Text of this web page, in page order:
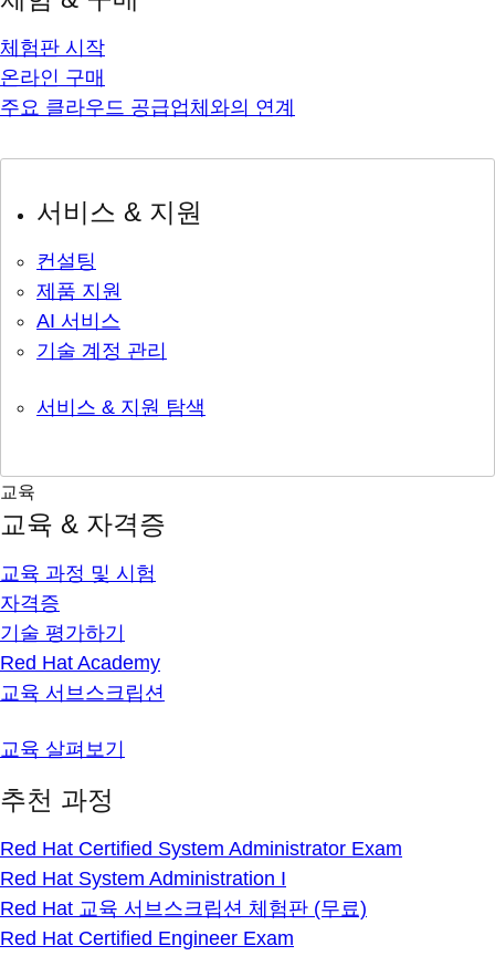
체험판 시작
온라인 구매
주요 클라우드 공급업체와의 연계
서비스 & 지원
컨설팅
제품 지원
AI 서비스
기술 계정 관리
서비스 & 지원 탐색
교육
교육 & 자격증
교육 과정 및 시험
자격증
기술 평가하기
Red Hat Academy
교육 서브스크립션
교육 살펴보기
추천 과정
Red Hat Certified System Administrator Exam
Red Hat System Administration I
Red Hat 교육 서브스크립션 체험판 (무료)
Red Hat Certified Engineer Exam